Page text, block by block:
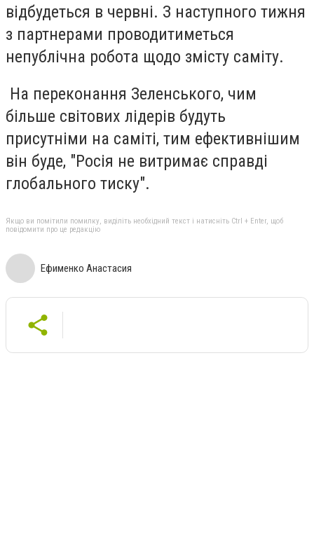
відбудеться в червні. З наступного тижня
з партнерами проводитиметься
непублічна робота щодо змісту саміту.
На переконання Зеленського, чим
більше світових лідерів будуть
присутніми на саміті, тим ефективнішим
він буде, "Росія не витримає справді
глобального тиску".
Якщо ви помітили помилку, виділіть необхідний текст і натисніть Ctrl + Enter, щоб
повідомити про це редакцію
Ефименко Анастасия